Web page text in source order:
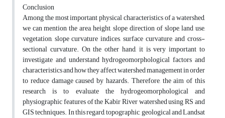
Conclusion
Among the most important physical characteristics of a watershed,
we can mention the area, height, slope, direction of slope, land use,
vegetation, slope curvature indices, surface curvature, and cross-
sectional curvature. On the other hand, it is very important to
investigate and understand hydrogeomorphological factors and
characteristics and how they affect watershed management in order
to reduce damage caused by hazards. Therefore, the aim of this
research is to evaluate the hydrogeomorphological and
physiographic features of the Kabir River watershed using RS and
GIS techniques. In this regard, topographic, geological and Landsat